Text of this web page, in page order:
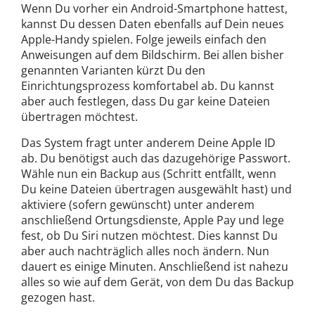
Wenn Du vorher ein Android-Smartphone hattest,
kannst Du dessen Daten ebenfalls auf Dein neues
Apple-Handy spielen. Folge jeweils einfach den
Anweisungen auf dem Bildschirm. Bei allen bisher
genannten Varianten kürzt Du den
Einrichtungsprozess komfortabel ab. Du kannst
aber auch festlegen, dass Du gar keine Dateien
übertragen möchtest.
Das System fragt unter anderem Deine Apple ID
ab. Du benötigst auch das dazugehörige Passwort.
Wähle nun ein Backup aus (Schritt entfällt, wenn
Du keine Dateien übertragen ausgewählt hast) und
aktiviere (sofern gewünscht) unter anderem
anschließend Ortungsdienste, Apple Pay und lege
fest, ob Du Siri nutzen möchtest. Dies kannst Du
aber auch nachträglich alles noch ändern. Nun
dauert es einige Minuten. Anschließend ist nahezu
alles so wie auf dem Gerät, von dem Du das Backup
gezogen hast.